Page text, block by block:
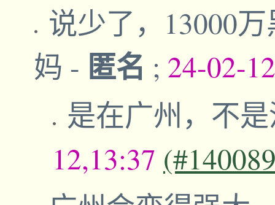
说少了，13000
妈 - 匿名 ; 24-02-
是在广州，不
12,13:37